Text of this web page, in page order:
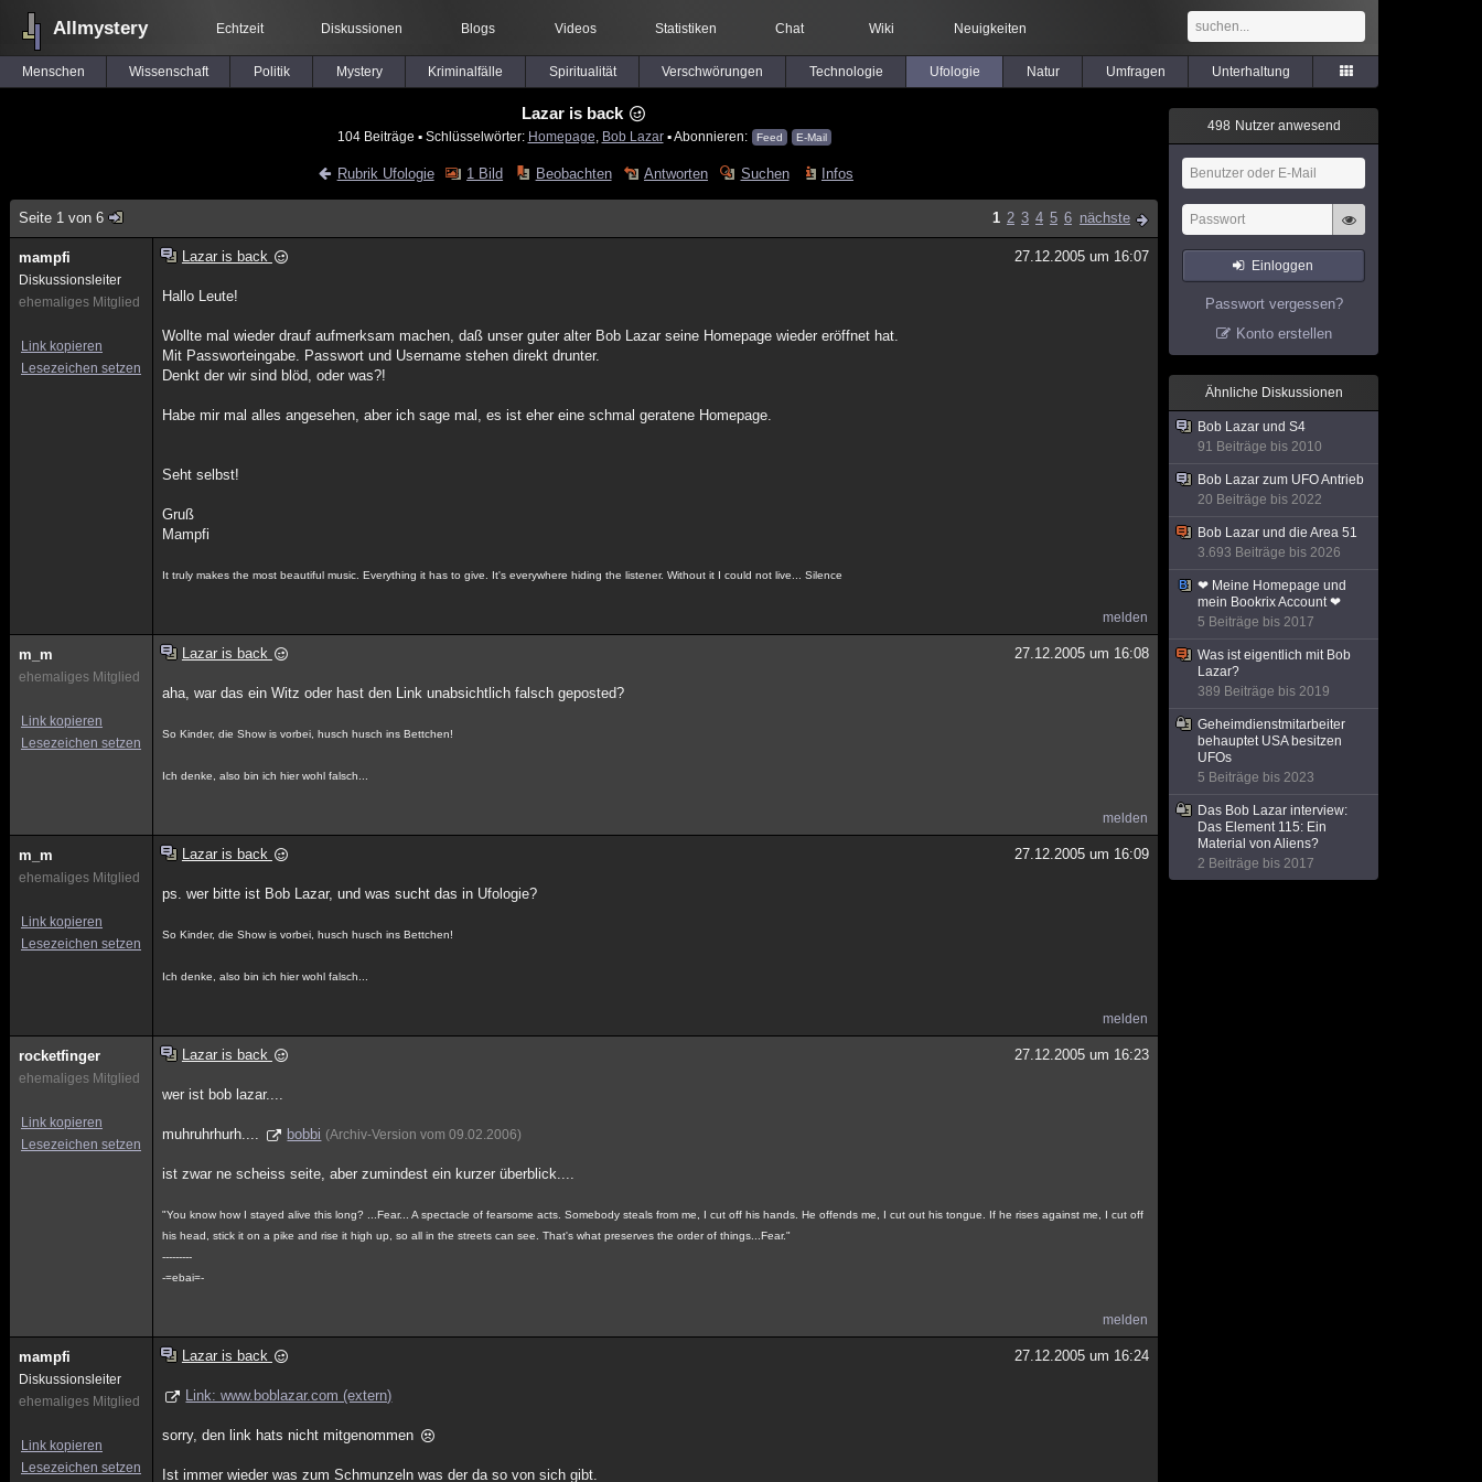
Allmystery Echtzeit Diskussionen Blogs Videos Statistiken Chat Wiki Neuigkeiten
Menschen Wissenschaft Politik Mystery Kriminalfälle Spiritualität Verschwörungen Technologie Ufologie Natur Umfragen Unterhaltung
Lazar is back
104 Beiträge ▪ Schlüsselwörter: Homepage Bob Lazar▪ Abonnieren: Feed E-Mail
Rubrik Ufologie 1 Bild Beobachten Antworten Suchen Infos
Seite 1 von 6 1 2 3 4 5 6 nächste
mampfi
Diskussionsleiter
ehemaliges Mitglied
Link kopieren
Lesezeichen setzen
Lazar is back 27.12.2005 um 16:07
Hallo Leute!
Wollte mal wieder drauf aufmerksam machen, daß unser guter alter Bob Lazar seine Homepage wieder eröffnet hat.
Mit Passworteingabe. Passwort und Username stehen direkt drunter.
Denkt der wir sind blöd, oder was?!
Habe mir mal alles angesehen, aber ich sage mal, es ist eher eine schmal geratene Homepage.
Seht selbst!
Gruß
Mampfi
It truly makes the most beautiful music. Everything it has to give. It's everywhere hiding the listener. Without it I could not live... Silence
melden
m_m
ehemaliges Mitglied
Link kopieren
Lesezeichen setzen
Lazar is back 27.12.2005 um 16:08
aha, war das ein Witz oder hast den Link unabsichtlich falsch geposted?
So Kinder, die Show is vorbei, husch husch ins Bettchen!
Ich denke, also bin ich hier wohl falsch...
melden
m_m
ehemaliges Mitglied
Link kopieren
Lesezeichen setzen
Lazar is back 27.12.2005 um 16:09
ps. wer bitte ist Bob Lazar, und was sucht das in Ufologie?
So Kinder, die Show is vorbei, husch husch ins Bettchen!
Ich denke, also bin ich hier wohl falsch...
melden
rocketfinger
ehemaliges Mitglied
Link kopieren
Lesezeichen setzen
Lazar is back 27.12.2005 um 16:23
wer ist bob lazar....
muhruhrhurh.... bobbi (Archiv-Version vom 09.02.2006)
ist zwar ne scheiss seite, aber zumindest ein kurzer überblick....
"You know how I stayed alive this long? ...Fear... A spectacle of fearsome acts. Somebody steals from me, I cut off his hands. He offends me, I cut out his tongue. If he rises against me, I cut off
his head, stick it on a pike and rise it high up, so all in the streets can see. That's what preserves the order of things...Fear."
---------
-=ebai=-
melden
mampfi
Diskussionsleiter
ehemaliges Mitglied
Link kopieren
Lesezeichen setzen
Lazar is back 27.12.2005 um 16:24
Link: www.boblazar.com (extern)
sorry, den link hats nicht mitgenommen
Ist immer wieder was zum Schmunzeln was der da so von sich gibt.
498 Nutzer anwesend
Einloggen
Passwort vergessen?
Konto erstellen
Ähnliche Diskussionen
Bob Lazar und S4
91 Beiträge bis 2010
Bob Lazar zum UFO Antrieb
20 Beiträge bis 2022
Bob Lazar und die Area 51
3.693 Beiträge bis 2026
❤ Meine Homepage und
mein Bookrix Account ❤
5 Beiträge bis 2017
Was ist eigentlich mit Bob
Lazar?
389 Beiträge bis 2019
Geheimdienstmitarbeiter
behauptet USA besitzen
UFOs
5 Beiträge bis 2023
Das Bob Lazar interview:
Das Element 115: Ein
Material von Aliens?
2 Beiträge bis 2017